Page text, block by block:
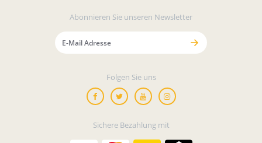
Abonnieren Sie unseren Newsletter
Folgen Sie uns
Sichere Bezahlung mit